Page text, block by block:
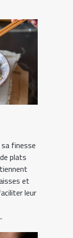
finesse
plats
et
leur